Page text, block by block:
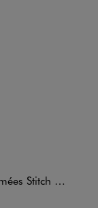
(lot de 5) - Disney